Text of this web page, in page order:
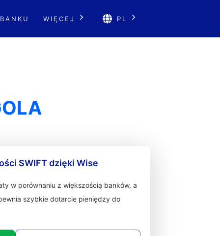
WIĘCEJ PL
SWIFT dzięki Wise
w porównaniu z większością banków, a
szybkie dotarcie pieniędzy do